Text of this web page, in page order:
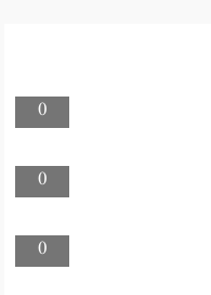
0
0
0